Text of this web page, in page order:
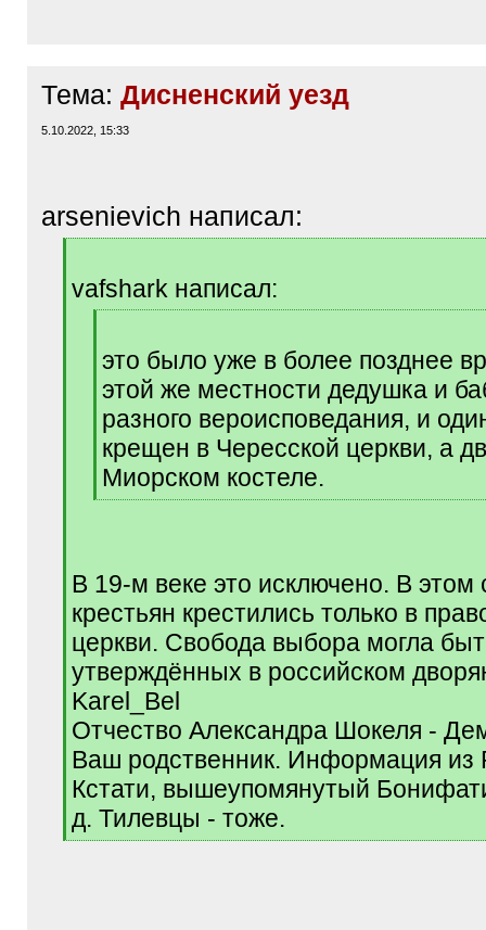
Тема: Дисненский уезд
5.10.2022, 15:33
arsenievich написал:
]
vafshark написал:
]это было уже в более позднее
этой же местности дедушка и
разного вероисповедания, и
крещен в Чересской церкви, а
Миорском костеле.
[
В 19-м веке это исключено. В этом
крестьян крестились только в
церкви. Свобода выбора могла
утверждённых в российском
Karel_Bel
Отчество Александра Шокеля -
Ваш родственник. Информация из
Кстати, вышеупомянутый
д. Тилевцы - тоже.
[